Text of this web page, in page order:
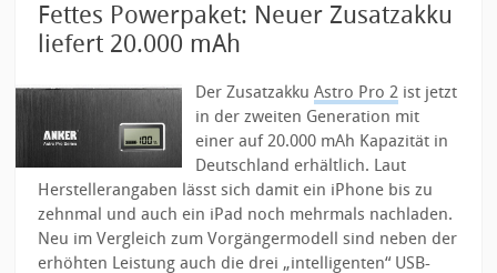
Fettes Powerpaket: Neuer Zusatzakku
liefert 20.000 mAh
Der ZusatzakkuAstro Pro 2 ist jetzt
in der zweiten Generation mit
einer auf 20.000 mAh Kapazität in
Deutschland erhältlich. Laut
Herstellerangaben lässt sich damit ein iPhone bis zu
zehnmal und auch ein iPad noch mehrmals nachladen.
Neu im Vergleich zum Vorgängermodell sind neben der
erhöhten Leistung auch die drei „intelligenten“ USB-